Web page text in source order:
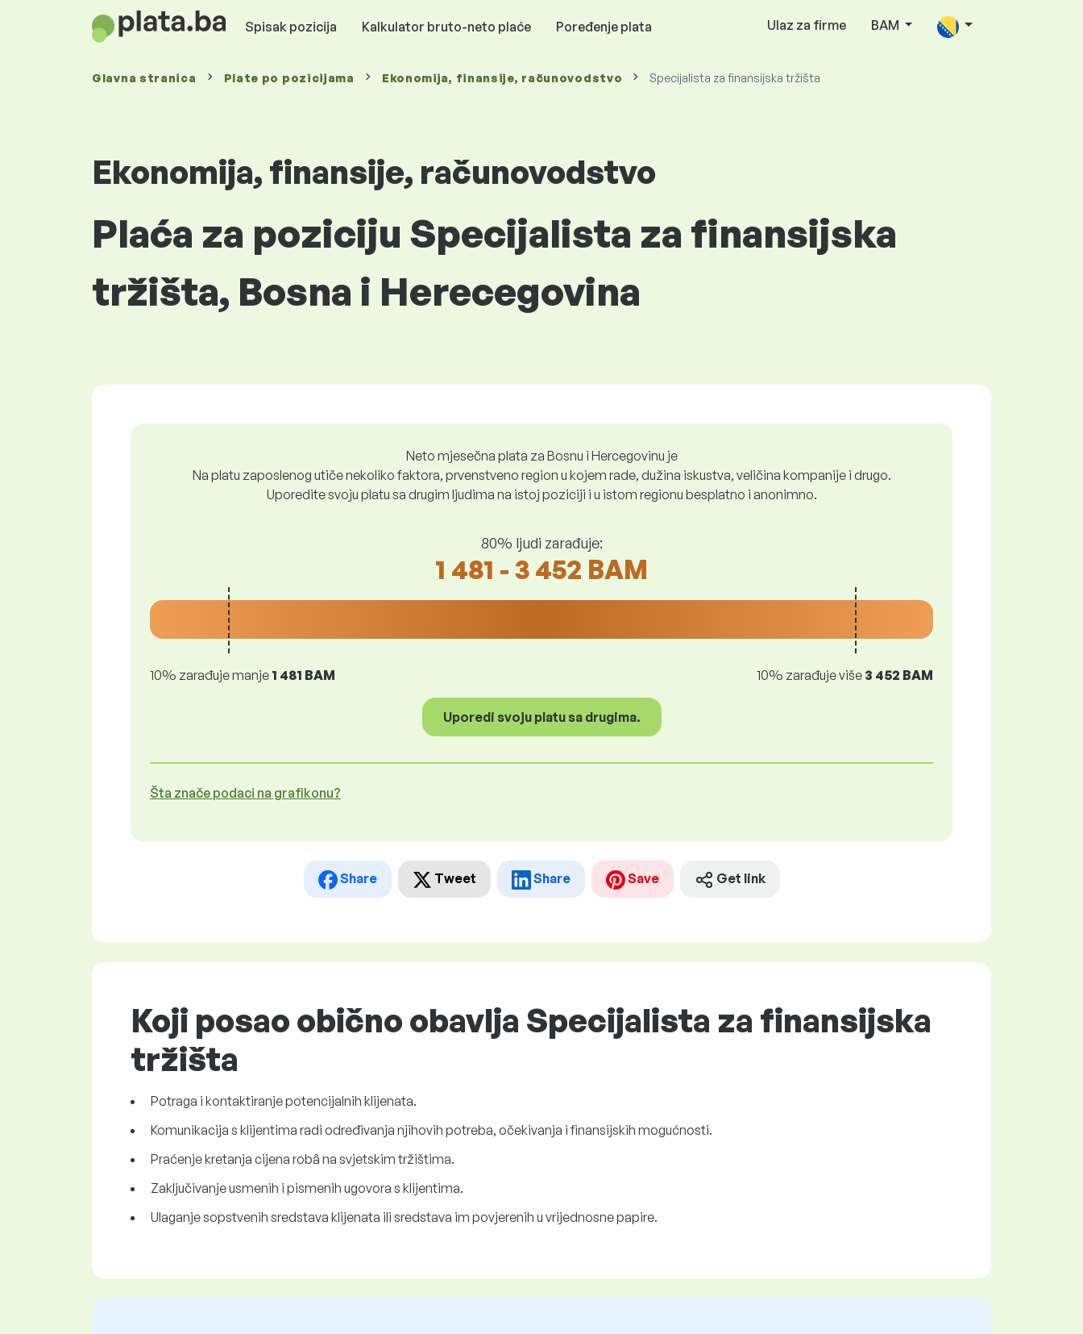
Spisak pozicija Kalkulator bruto-neto plaće Poređenje plata Ulaz za firme BAM
Glavna stranica Plate po pozicijama Ekonomija, finansije, računovodstvo Specijalista za finansijska tržišta
Ekonomija, finansije, računovodstvo
Plaća za poziciju Specijalista za finansijska
tržišta, Bosna i Herecegovina
Neto mjesečna plata za Bosnu i Hercegovinu je
Na platu zaposlenog utiče nekoliko faktora, prvenstveno region u kojem rade, dužina iskustva, veličina kompanije i drugo.
Uporedite svoju platu sa drugim ljudima na istoj poziciji i u istom regionu besplatno i anonimno.
80% ljudi zarađuje:
1 481 - 3 452 BAM
10% zarađuje manje 1 481 BAM 10% zarađuje više 3 452 BAM
Uporedi svoju platu sa drugima.
Šta znače podaci na grafikonu?
Share Tweet Share Save Get link
Koji posao obično obavlja Specijalista za finansijska
tržišta
Potraga i kontaktiranje potencijalnih klijenata.
Komunikacija s klijentima radi određivanja njihovih potreba, očekivanja i finansijskih mogućnosti.
Praćenje kretanja cijena robâ na svjetskim tržištima.
Zaključivanje usmenih i pismenih ugovora s klijentima.
Ulaganje sopstvenih sredstava klijenata ili sredstava im povjerenih u vrijednosne papire.